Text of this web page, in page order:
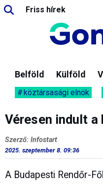
Friss hírek
Belföld Külföld
köztársasági elnök
Véresen indult a
Szerző: Infostart
2025. szeptember 8. 09:36
A Budapesti Rendőr-